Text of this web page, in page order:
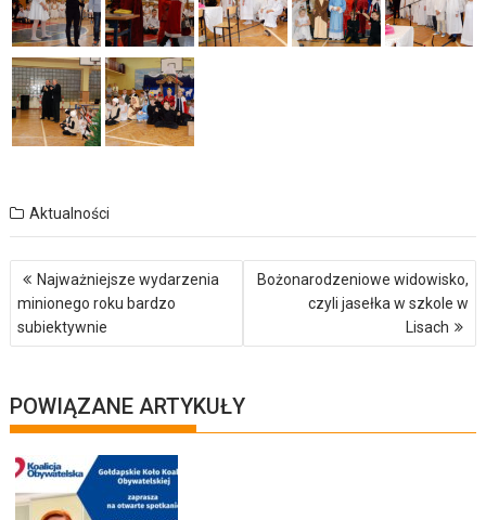
Aktualności
Nawigacja
wpisu
Najważniejsze wydarzenia
minionego roku bardzo
subiektywnie
Bożonarodzeniowe widowisko,
czyli jasełka w szkole w
Lisach
POWIĄZANE ARTYKUŁY